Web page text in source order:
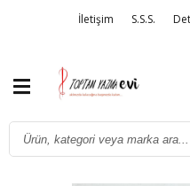
İletişim S.S.S.